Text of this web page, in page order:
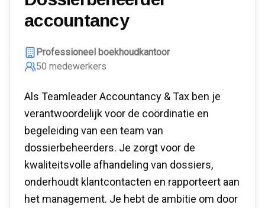
accountancy
Professioneel boekhoudkantoor
50 medewerkers
Als Teamleader Accountancy & Tax ben je
verantwoordelijk voor de coördinatie en
begeleiding van een team van
dossierbeheerders. Je zorgt voor de
kwaliteitsvolle afhandeling van dossiers,
onderhoudt klantcontacten en rapporteert aan
het management. Je hebt de ambitie om door